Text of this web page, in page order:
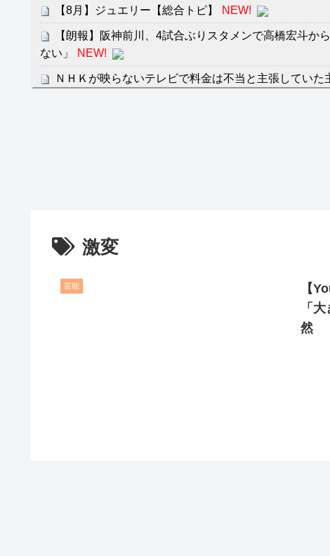
【8月】ジュエリー【総合トピ】 NEW!
【朗報】阪神前川、4試合ぶりスタメンで高橋宏斗か
ない」
NEW!
ＮＨＫが映らないテレビで料金は不当と主張してい
激変
芸能
【
「
然